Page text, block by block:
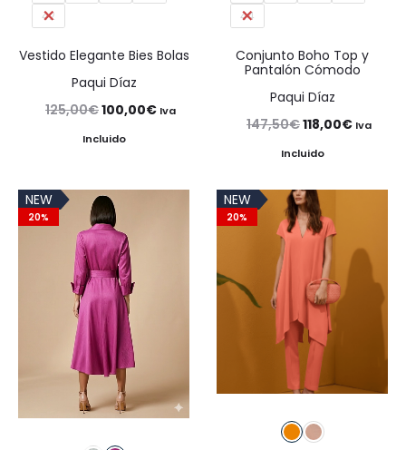
42
Vestido Elegante Bies Bolas
Paqui Díaz
125,00€El
precio
era:
125,00€.
100,00€El
es:
Iva
Incluido
44
Conjunto Boho Top y
Pantalón Cómodo
Paqui Díaz
147,50€El
precio
era:
147,50€.
118,00€ElIva
Incluido
NEW
20%
NEW
20%